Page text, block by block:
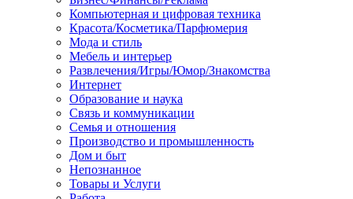
Компьютерная и цифровая техника
Красота/Косметика/Парфюмерия
Мода и стиль
Мебель и интерьер
Развлечения/Игры/Юмор/Знакомства
Интернет
Образование и наука
Связь и коммуникации
Семья и отношения
Производство и промышленность
Дом и быт
Непознанное
Товары и Услуги